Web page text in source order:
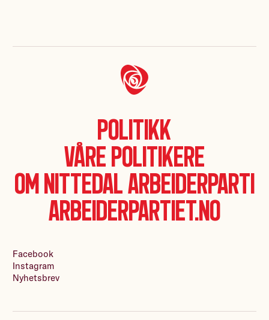
Politikk
Våre politikere
Om Nittedal Arbeiderparti
Arbeiderpartiet.no
Facebook
Instagram
Nyhetsbrev